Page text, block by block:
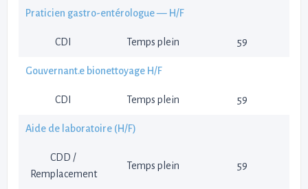
Praticien gastro-entérologue — H/F
CDI Temps plein 59
Gouvernant.e bionettoyage H/F
CDI Temps plein 59
Aide de laboratoire (H/F)
CDD /
Remplacement
Temps plein 59